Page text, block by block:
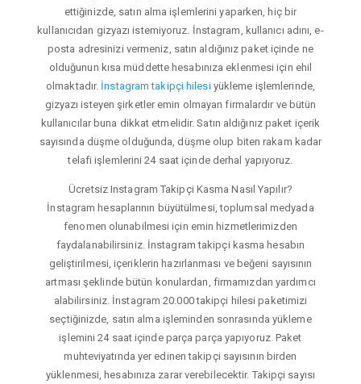
ettiğinizde, satın alma işlemlerini yaparken, hiç bir
kullanıcıdan gizyazı istemiyoruz. İnstagram, kullanıcı adını, e-
posta adresinizi vermeniz, satın aldığınız paket içinde ne
olduğunun kısa müddette hesabınıza eklenmesi için ehil
olmaktadır. İnstagram takipçi hilesiyükleme işlemlerinde,
gizyazı isteyen şirketler emin olmayan firmalardır ve bütün
kullanıcılar buna dikkat etmelidir. Satın aldığınız paket içerik
sayısında düşme olduğunda, düşme olup biten rakam kadar
telafi işlemlerini 24 saat içinde derhal yapıyoruz.
Ücretsiz Instagram Takipçi Kasma Nasıl Yapılır?
İnstagram hesaplarının büyütülmesi, toplumsal medyada
fenomen olunabilmesi için emin hizmetlerimizden
faydalanabilirsiniz. İnstagram takipçi kasma hesabın
geliştirilmesi, içeriklerin hazırlanması ve beğeni sayısının
artması şeklinde bütün konulardan, firmamızdan yardımcı
alabilirsiniz. İnstagram 20.000 takipçi hilesi paketimizi
seçtiğinizde, satın alma işleminden sonrasında yükleme
işlemini 24 saat içinde parça parça yapıyoruz. Paket
muhteviyatında yer edinen takipçi sayısının birden
yüklenmesi, hesabınıza zarar verebilecektir. Takipçi sayısı